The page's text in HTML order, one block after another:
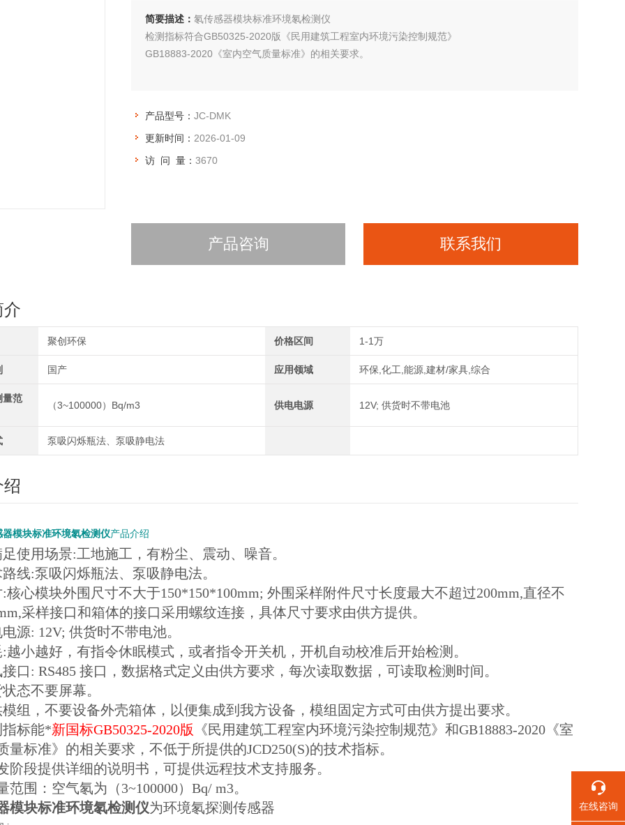
简要描述： 氡传感器模块标准环境氡检测仪
检测指标符合GB50325-2020版《民用建筑工程室内环境污染控制规范》
GB18883-2020《室内空气质量标准》的相关要求。
产品型号： JC-DMK
更新时间： 2026-01-09
访 问 量： 3670
产品咨询 联系我们
介
聚创环保 价格区间 1-1万
国产 应用领域 环保,化工,能源,建材/家具,综合
量范
（3~100000）Bq/m3 供电电源 12V; 供货时不带电池
泵吸闪烁瓶法、泵吸静电法
器模块标准环境氡检测仪产品介绍
使用场景:工地施工，有粉尘、震动、噪音。
线:泵吸闪烁瓶法、泵吸静电法。
核心模块外围尺寸不大于150*150*100mm; 外围采样附件尺寸长度最大不超过200mm,直径不
采样接口和箱体的接口采用螺纹连接，具体尺寸要求由供方提供。
源: 12V; 供货时不带电池。
越小越好，有指令休眠模式，或者指令开关机，开机自动校准后开始检测。
口: RS485 接口，数据格式定义由供方要求，每次读取数据，可读取检测时间。
态不要屏幕。
组，不要设备外壳箱体，以便集成到我方设备，模组固定方式可由供方提出要求。
标能*新国标GB50325-2020版 《民用建筑工程室内环境污染控制规范》和GB18883-2020《室
量标准》的相关要求，不低于所提供的JCD250(S)的技术指标。
阶段提供详细的说明书，可提供远程技术支持服务。
范围：空气氡为（3~100000）Bq/ m3。
模块标准环境氡检测仪为环境氡探测传感器 在线咨询